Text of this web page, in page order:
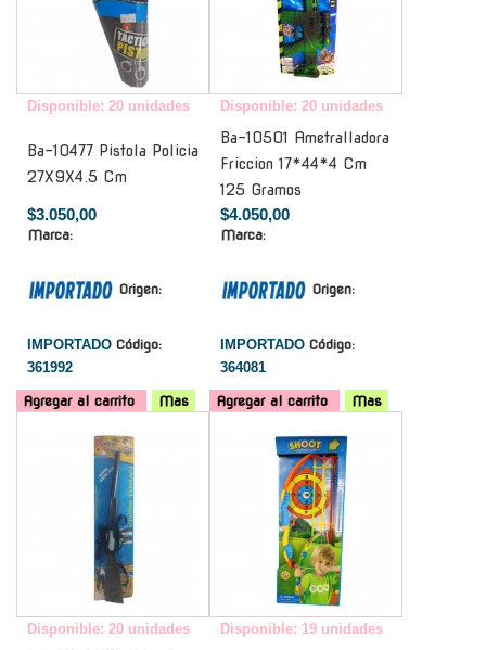
Disponible: 20 unidades
Ba-10477 Pistola Policia
27X9X4.5 Cm
$3.050,00
Marca:
Origen:
IMPORTADO Código:
361992
Agregar al carrito Mas
Disponible: 20 unidades
Ba-10501 Ametralladora
Friccion 17*44*4 Cm
125 Gramos
$4.050,00
Marca:
Origen:
IMPORTADO Código:
364081
Agregar al carrito
Mas
Disponible: 20 unidades Disponible: 19 unidades